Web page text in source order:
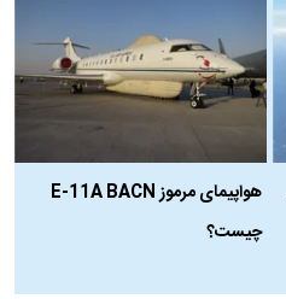
هواپیمای مرموز E-11A BACN
چیست؟